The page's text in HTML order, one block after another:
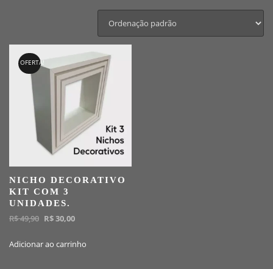
OFERTA!
NICHO DECORATIVO
KIT COM 3
UNIDADES.
R$49,90 O
original
R$30,00
atual
Adicionar ao carrinho